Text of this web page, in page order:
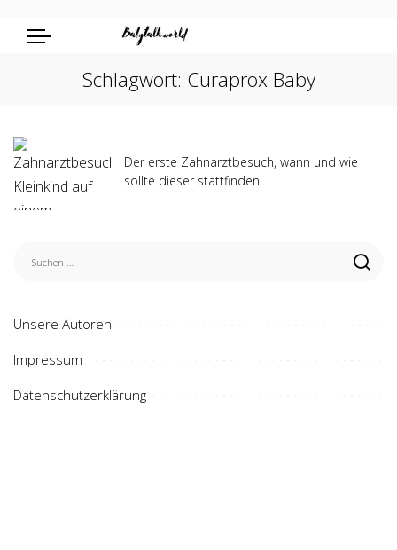
Schlagwort: Curaprox Baby
Der erste Zahnarztbesuch, wann und wie
sollte dieser stattfinden
Unsere Autoren
Impressum
Datenschutzerklärung